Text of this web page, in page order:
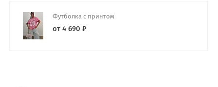
Футболка с принтом
от 4 690 ₽